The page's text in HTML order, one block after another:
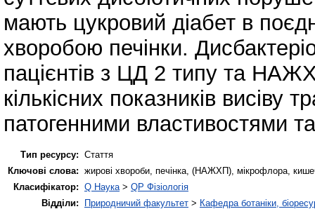
мають цукровий діабет в
хворобою печінки.
пацієнтів з ЦД 2 типу та
кількісних показників висіву
патогенними властивостями
Тип ресурсу: Стаття
Ключові слова: жирові хвороби, печінка, (НАЖХП), мікрофлора,
Класифікатор: Q Наука > QP Фізіологія
Відділи:
Природничий факультет > Кафедра ботаніки,